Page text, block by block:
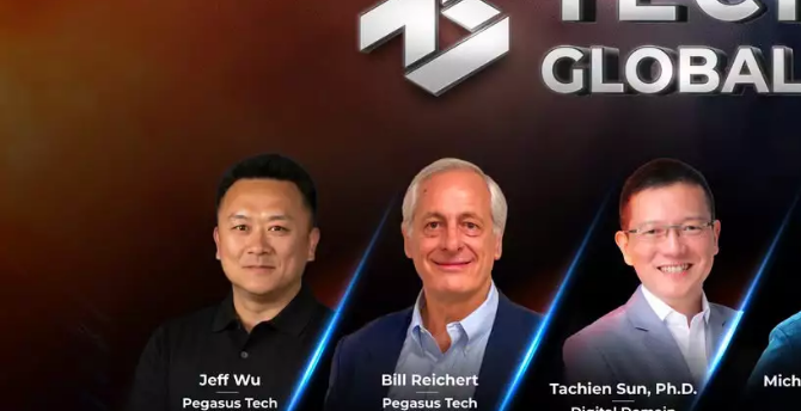
ก่อนหน้าจะมี Hyrox ช่วงหนึ่ง CrossFit เคยสร้าง
ต้องการทักษะสูงและมีความเสี่ยงบาดเจ็บที่สร้าง
Hyrox เกิดมาเพื่อแก้ Pain Point นั้น ทุก
แต่ก็ท้าทายมากพอสำหรับนักกีฬาสายจริงจัง
ที่น่าสนใจคือ Hyrox โตมาจากมาจากกระแสการ
ตี้มีควาเหนียวแน่นเป้นพิเศษ
อีกสิ่งที่ทำให้ Hyrox แตกต่างจากการแข่งขันปร
ไตรกีฬาที่ผู้แข่งขันส่วนใหญ่แข่งคนเดียว Hyrox